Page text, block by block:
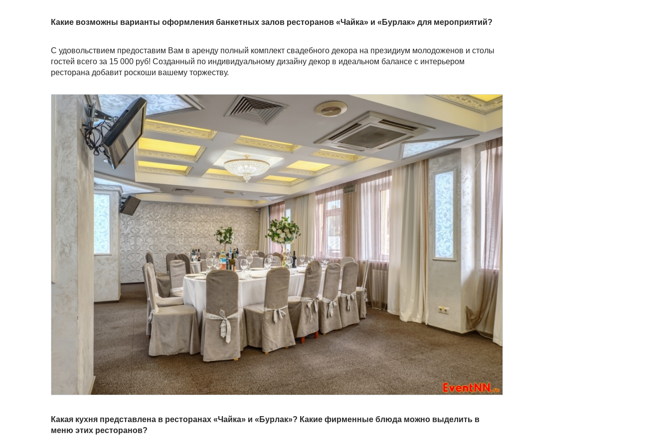
Какие возможны варианты оформления банкетных залов ресторанов «Чайка» и «Бурлак» для мероприятий?
С удовольствием предоставим Вам в аренду полный комплект свадебного декора на президиум молодоженов и столы
гостей всего за 15 000 руб! Созданный по индивидуальному дизайну декор в идеальном балансе с интерьером
ресторана добавит роскоши вашему торжеству.
Какая кухня представлена в ресторанах «Чайка» и «Бурлак»? Какие фирменные блюда можно выделить в
меню этих ресторанов?